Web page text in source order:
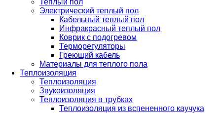
Теплый пол
Электрический теплый пол
Кабельный теплый пол
Инфракрасный теплый пол
Коврик с подогревом
Терморегуляторы
Греющий кабель
Материалы для теплого пола
Теплоизоляция
Теплоизоляция
Звукоизоляция
Теплоизоляция в трубках
Теплоизоляция из вспененного каучука